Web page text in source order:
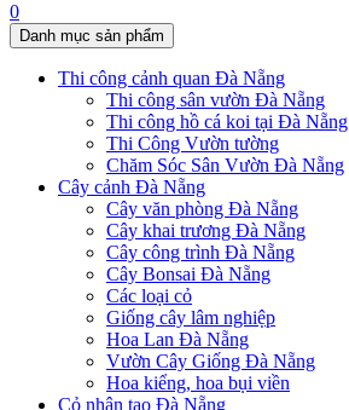
0
Danh mục sản phẩm
Thi công cảnh quan Đà Nẵng
Thi công sân vườn Đà Nẵng
Thi công hồ cá koi tại Đà Nẵng
Thi Công Vườn tường
Chăm Sóc Sân Vườn Đà Nẵng
Cây cảnh Đà Nẵng
Cây văn phòng Đà Nẵng
Cây khai trương Đà Nẵng
Cây công trình Đà Nẵng
Cây Bonsai Đà Nẵng
Các loại cỏ
Giống cây lâm nghiệp
Hoa Lan Đà Nẵng
Vườn Cây Giống Đà Nẵng
Hoa kiểng, hoa bụi viền
Cỏ nhân tạo Đà Nẵng